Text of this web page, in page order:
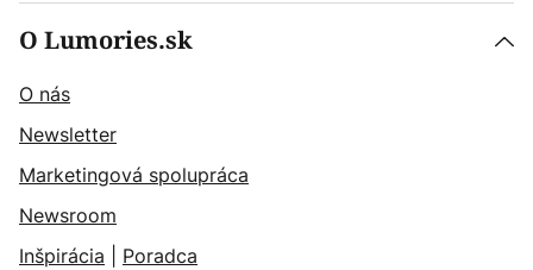
O Lumories.sk
O nás
Newsletter
Marketingová spolupráca
Newsroom
Inšpirácia
Poradca